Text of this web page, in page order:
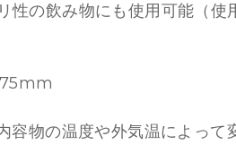
性の飲み物にも使用可能（使
容物の温度や外気温によって